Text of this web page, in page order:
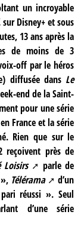
un incroyable
sur Disney+ et sous
13 ans après la
de moins de 3
off par le héros
diffusée dans Le
end de la Saint-
pour une série
France et la série
Rien que sur le
reçoivent près de
Loisirs
parle de
Télérama
d’un
réussi ». Seul
d’une série